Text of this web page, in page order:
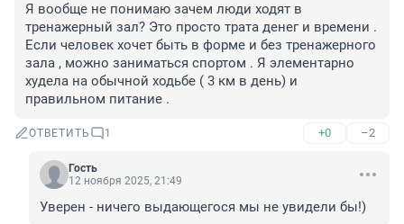
Я вообще не понимаю зачем люди ходят в
тренажерный зал? Это просто трата денег и времени .
Если человек хочет быть в форме и без тренажерного
зала , можно заниматься спортом . Я элементарно
худела на обычной ходьбе ( 3 км в день) и
правильном питание .
ОТВЕТИТЬ 1 +0 –2
Гость
12 ноября 2025, 21:49
Уверен - ничего выдающегося мы не увидели бы!)